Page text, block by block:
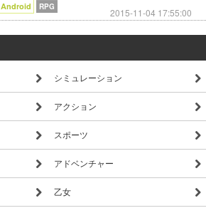
Android RPG 2015-11-04 17:55:00
シミュレーション
アクション
スポーツ
アドベンチャー
乙女